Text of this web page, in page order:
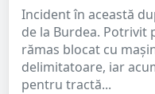
Incident în această
de la Burdea.
rămas blocat cu
delimitatoare, iar
pentru tractă...